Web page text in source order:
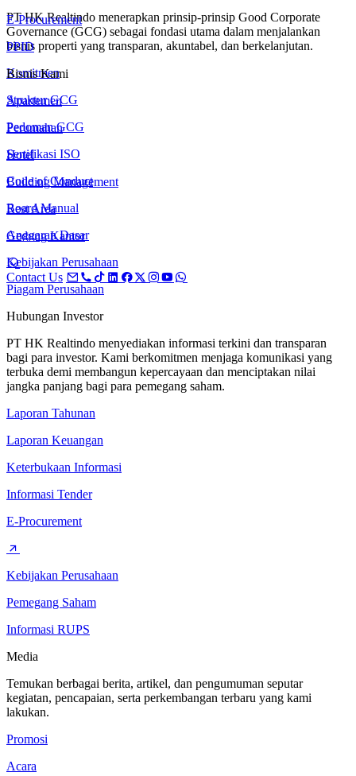
PT HK Realtindo menerapkan prinsip-prinsip Good Corporate
Governance (GCG) sebagai fondasi utama dalam menjalankan
bisnis properti yang transparan, akuntabel, dan berkelanjutan.
Komitmen
Struktur GCG
Pedoman GCG
Sertifikasi ISO
Code of Conduct
Board Manual
Anggaran Dasar
Kebijakan Perusahaan
Piagam Perusahaan
Hubungan Investor
PT HK Realtindo menyediakan informasi terkini dan transparan
bagi para investor. Kami berkomitmen menjaga komunikasi yang
terbuka demi membangun kepercayaan dan menciptakan nilai
jangka panjang bagi para pemegang saham.
Laporan Tahunan
Laporan Keuangan
Keterbukaan Informasi
Informasi Tender
E-Procurement
Kebijakan Perusahaan
Pemegang Saham
Informasi RUPS
Media
Temukan berbagai berita, artikel, dan pengumuman seputar
kegiatan, pencapaian, serta perkembangan terbaru yang kami
lakukan.
Promosi
Acara
E-Procurement
PPID
Bisnis Kami
Apartemen
Perumahan
Hotel
Building Management
Rest Area
Gedung Kantor
Contact Us